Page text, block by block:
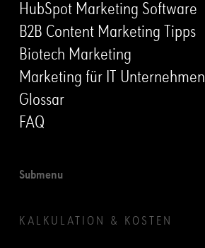
HubSpot Marketing Software
B2B Content Marketing Tipps
Biotech Marketing
Marketing für IT Unternehmen
Glossar
FAQ
Submenu
KALKULATION & KOSTEN